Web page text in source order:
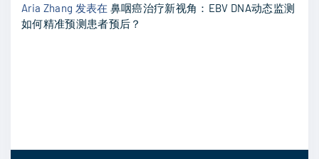
Aria Zhang 发表在 鼻咽癌治疗新视角：EBV DNA动态监测
如何精准预测患者预后？